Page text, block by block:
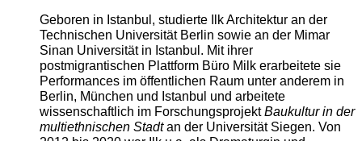
Geboren in Istanbul, studierte Ilk Architektur an der
Technischen Universität Berlin sowie an der Mimar
Sinan Universität in Istanbul. Mit ihrer
postmigrantischen Plattform Büro Milk erarbeitete sie
Performances im öffentlichen Raum unter anderem in
Berlin, München und Istanbul und arbeitete
wissenschaftlich im ForschungsprojektBaukultur in der
multiethnischen Stadtan der Universität Siegen. Von